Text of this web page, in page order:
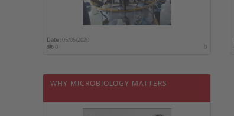
Date :05/05/2020
0
0
WHY MICROBIOLOGY MATTERS